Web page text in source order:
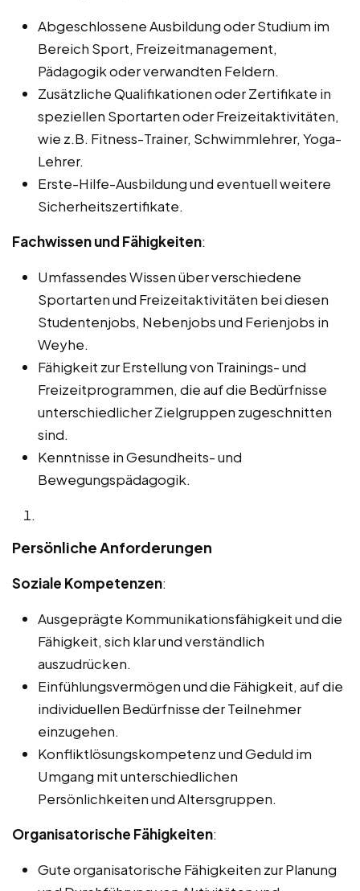
Abgeschlossene Ausbildung oder Studium im
Bereich Sport, Freizeitmanagement,
Pädagogik oder verwandten Feldern.
Zusätzliche Qualifikationen oder Zertifikate in
speziellen Sportarten oder Freizeitaktivitäten,
wie z.B. Fitness-Trainer, Schwimmlehrer, Yoga-
Lehrer.
Erste-Hilfe-Ausbildung und eventuell weitere
Sicherheitszertifikate.
Fachwissen und Fähigkeiten:
Umfassendes Wissen über verschiedene
Sportarten und Freizeitaktivitäten bei diesen
Studentenjobs, Nebenjobs und Ferienjobs in
Weyhe.
Fähigkeit zur Erstellung von Trainings- und
Freizeitprogrammen, die auf die Bedürfnisse
unterschiedlicher Zielgruppen zugeschnitten
sind.
Kenntnisse in Gesundheits- und
Bewegungspädagogik.
Persönliche Anforderungen
Soziale Kompetenzen:
Ausgeprägte Kommunikationsfähigkeit und die
Fähigkeit, sich klar und verständlich
auszudrücken.
Einfühlungsvermögen und die Fähigkeit, auf die
individuellen Bedürfnisse der Teilnehmer
einzugehen.
Konfliktlösungskompetenz und Geduld im
Umgang mit unterschiedlichen
Persönlichkeiten und Altersgruppen.
Organisatorische Fähigkeiten:
Gute organisatorische Fähigkeiten zur Planung